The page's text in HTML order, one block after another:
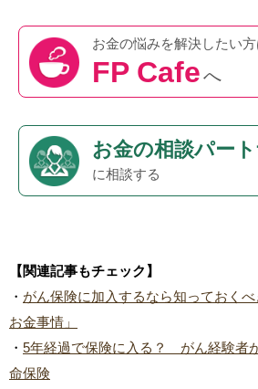
お金の悩みを解決したい方
FP Cafeへ
お金の相談パー
に相談する
【関連記事もチェック】
・ がん保険に加入するなら知っておく
お金事情」
・ 5年経過で保険に入る？ がん経験者
命保険